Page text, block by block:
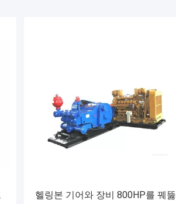
헬링본 기어와 장비 800HP를 꿰뚫